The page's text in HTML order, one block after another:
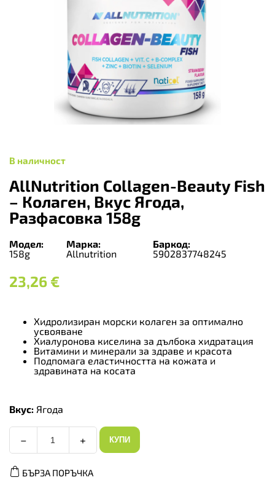
В наличност
AllNutrition Collagen-Beauty Fish
– Колаген, Вкус Ягода,
Разфасовка 158g
Модел:
158g
Марка:
Allnutrition
Баркод:
5902837748245
23,26 €
Хидролизиран морски колаген за оптимално
усвояване
Хиалуронова киселина за дълбока хидратация
Витамини и минерали за здраве и красота
Подпомага еластичността на кожата и
здравината на косата
Вкус: Ягода
−
AllNutrition
Collagen-
Fish
+ КУПИ
БЪРЗА ПОРЪЧКА